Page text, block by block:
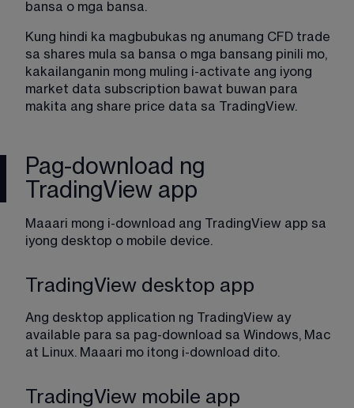
bansa o mga bansa.
Kung hindi ka magbubukas ng anumang CFD trade
sa shares mula sa bansa o mga bansang pinili mo,
kakailanganin mong muling i-activate ang iyong
market data subscription bawat buwan para
makita ang share price data sa TradingView.
Pag-download ng
TradingView app
Maaari mong i-download ang TradingView app sa
iyong desktop o mobile device.
TradingView desktop app
Ang desktop application ng TradingView ay
available para sa pag-download sa Windows, Mac
at Linux. Maaari mo itong i-download dito.
TradingView mobile app